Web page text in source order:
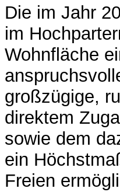
Die im Jahr
im
Wohnfläche
großzügige,
direktem
sowie dem
ein
Freien